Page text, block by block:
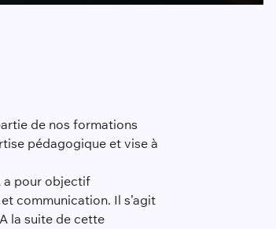
de nos formations
pédagogique et vise à
a pour objectif
communication. Il s’agit
la suite de cette